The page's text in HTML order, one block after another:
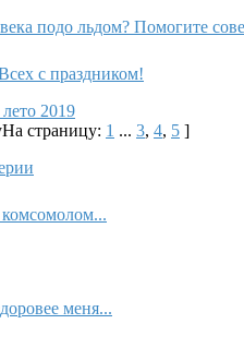
подо льдом? Помогите
с праздником!
2019
На страницу: 1 ... 3, 4, 5 ]
комсомолом...
меня...